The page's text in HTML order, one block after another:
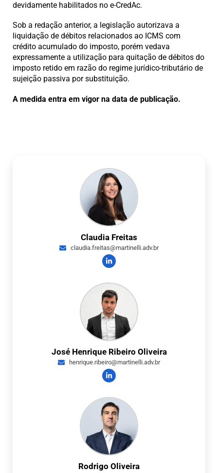
devidamente habilitados no e-CredAc.
Sob a redação anterior, a legislação autorizava a
liquidação de débitos relacionados ao ICMS com
crédito acumulado do imposto, porém vedava
expressamente a utilização para quitação de débitos do
imposto retido em razão do regime jurídico-tributário de
sujeição passiva por substituição.
A medida entra em vigor na data de publicação.
Claudia Freitas
claudia.freitas@martinelli.adv.br
José Henrique Ribeiro Oliveira
henrique.ribeiro@martinelli.adv.br
Rodrigo Oliveira